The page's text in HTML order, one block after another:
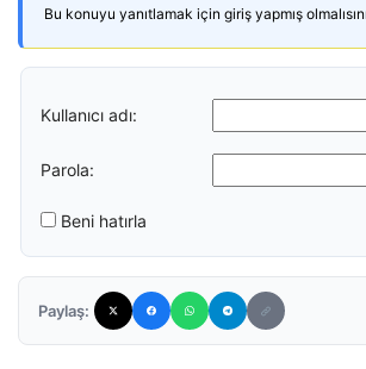
Bu konuyu yanıtlamak için giriş yapmış
Kullanıcı adı:
Parola:
Beni hatırla
Paylaş: